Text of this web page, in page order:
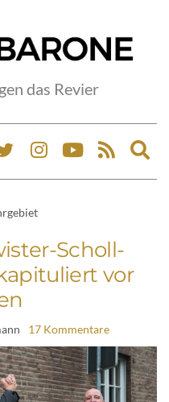
das Revier
Scholl-
vor
17 Kommentare